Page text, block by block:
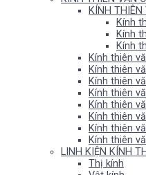
KÍNH THIÊN
Kính
Kính
Kính
Kính thiên
Kính thiên
Kính thiên
Kính thiên
Kính thiên
Kính thiên
Kính thiên
Kính thiên
LINH KIỆN KÍNH
Thị kính